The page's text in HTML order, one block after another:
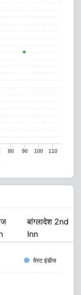
80 90 100 110
बांग्लादेश 2nd
Inn
वेस्ट इंडीज